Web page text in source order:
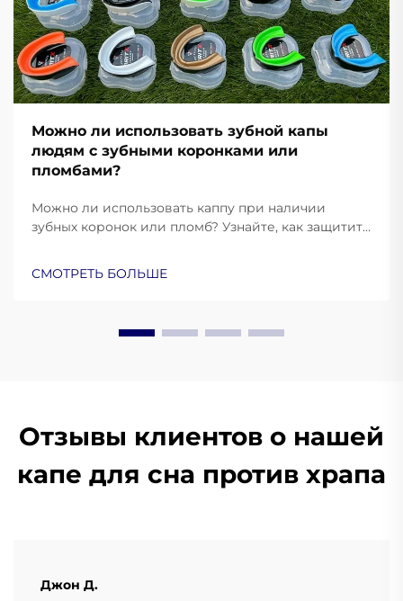
Можно ли использовать зубной капы
людям с зубными коронками или
пломбами?
Можно ли использовать каппу при наличии
зубных коронок или пломб? Узнайте, как защитить
больше уже сейчас.
СМОТРЕТЬ БОЛЬШЕ
Отзывы клиентов о нашей
капе для сна против храпа
Джон Д.